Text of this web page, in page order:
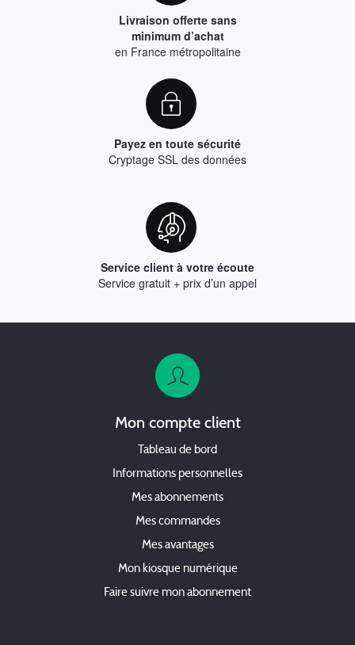
Livraison offerte sans
minimum d’achat
en France métropolitaine
Payez en toute sécurité
Cryptage SSL des données
Service client à votre écoute
Service gratuit + prix d’un appel
Mon compte client
Tableau de bord
Informations personnelles
Mes abonnements
Mes commandes
Mes avantages
Mon kiosque numérique
Faire suivre mon abonnement